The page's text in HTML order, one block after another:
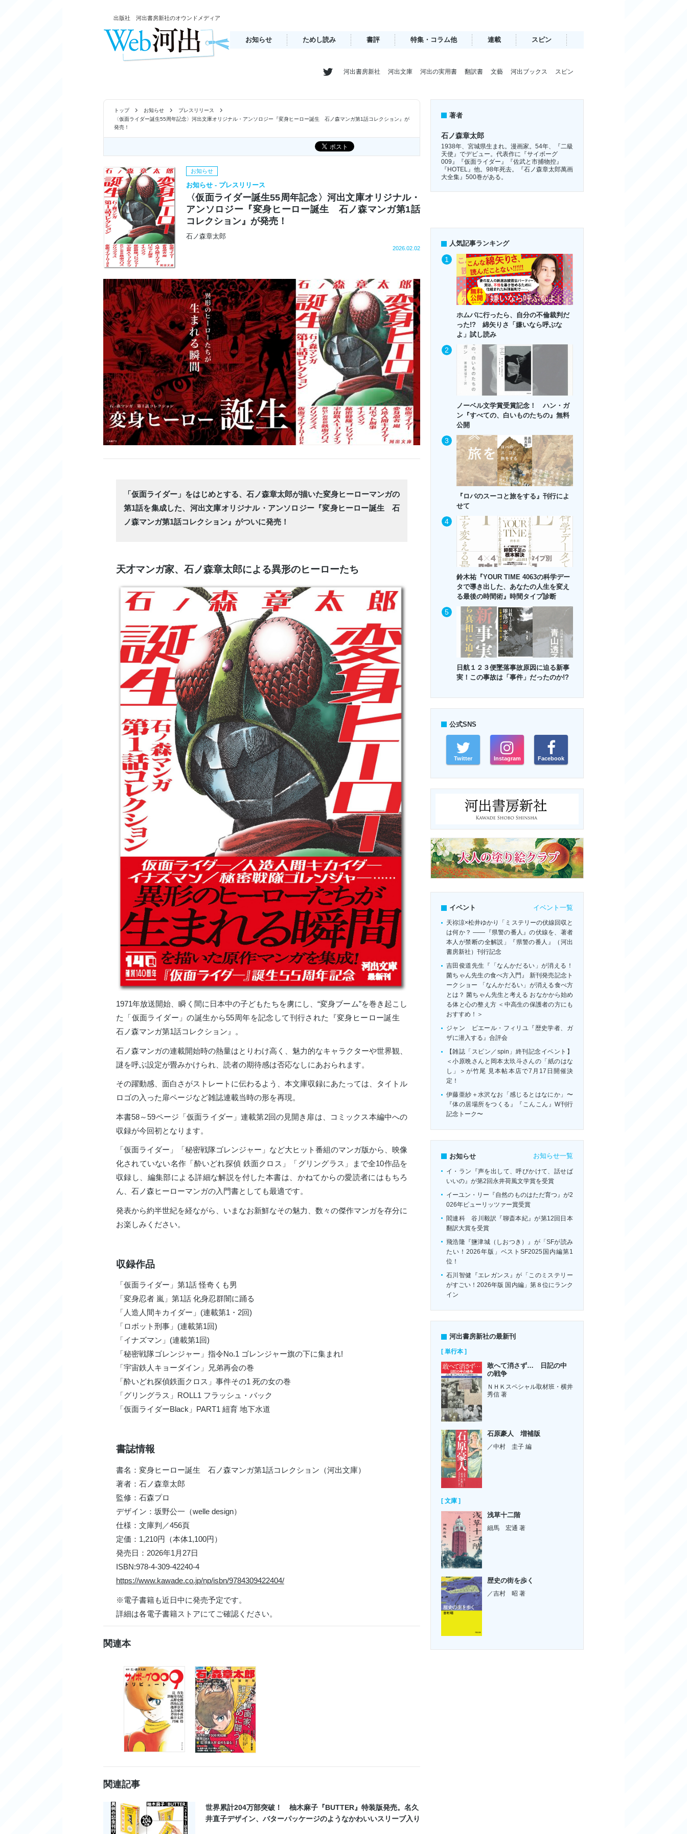
出版社 河出書房新社のオウンドメディア
お知らせ ためし読み 書評 特集・コラム他 連載 スピン
河出書房新社 河出文庫 河出の実用書 翻訳書 文藝 河出ブックス スピン
トップ お知らせ
プレスリリース
〈仮面ライダー誕生55周年記念〉河出文庫オリジナル・アンソロジー『変身ヒーロー誕生 石ノ森マンガ第1話コレクション』が
発売！
お知らせ
お知らせ - プレスリリース
〈仮面ライダー誕生55周年記念〉河出文庫オリジナル・
アンソロジー『変身ヒーロー誕生 石ノ森マンガ第1話
コレクション』が発売！
石ノ森章太郎
2026.02.02
「仮面ライダー」をはじめとする、石ノ森章太郎が描いた変身ヒーローマンガの
第1話を集成した、河出文庫オリジナル・アンソロジー『変身ヒーロー誕生 石
ノ森マンガ第1話コレクション』がついに発売！
天才マンガ家、石ノ森章太郎による異形のヒーローたち
1971年放送開始、瞬く間に日本中の子どもたちを虜にし、“変身ブーム”を巻き起こし
た「仮面ライダー」の誕生から55周年を記念して刊行された『変身ヒーロー誕生
石ノ森マンガ第1話コレクション』。
石ノ森マンガの連載開始時の熱量はとりわけ高く、魅力的なキャラクターや世界観、
謎を呼ぶ設定が畳みかけられ、読者の期待感は否応なしにあおられます。
その躍動感、面白さがストレートに伝わるよう、本文庫収録にあたっては、タイトル
ロゴの入った扉ページなど雑誌連載当時の形を再現。
本書58～59ページ「仮面ライダー」連載第2回の見開き扉は、コミックス本編中への
収録が今回初となります。
「仮面ライダー」「秘密戦隊ゴレンジャー」など大ヒット番組のマンガ版から、映像
化されていない名作「酔いどれ探偵 鉄面クロス」「グリングラス」まで全10作品を
収録し、編集部による詳細な解説を付した本書は、かねてからの愛読者にはもちろ
ん、石ノ森ヒーローマンガの入門書としても最適です。
発表から約半世紀を経ながら、いまなお新鮮なその魅力、数々の傑作マンガを存分に
お楽しみください。
収録作品
「仮面ライダー」第1話 怪奇くも男
「変身忍者 嵐」第1話 化身忍群闇に踊る
「人造人間キカイダー」(連載第1・2回)
「ロボット刑事」(連載第1回)
「イナズマン」(連載第1回)
「秘密戦隊ゴレンジャー」指令No.1 ゴレンジャー旗の下に集まれ!
「宇宙鉄人キョーダイン」兄弟再会の巻
「酔いどれ探偵鉄面クロス」事件その1 死の女の巻
「グリングラス」ROLL1 フラッシュ・バック
「仮面ライダーBlack」PART1 紐育 地下水道
書誌情報
書名：変身ヒーロー誕生 石ノ森マンガ第1話コレクション（河出文庫）
著者：石ノ森章太郎
監修：石森プロ
デザイン：坂野公一（welle design）
仕様：文庫判／456頁
定価：1,210円（本体1,100円）
発売日：2026年1月27日
ISBN:978-4-309-42240-4
https://www.kawade.co.jp/np/isbn/9784309422404/
※電子書籍も近日中に発売予定です。
詳細は各電子書籍ストアにてご確認ください。
関連本
関連記事
世界累計204万部突破！ 柚木麻子『BUTTER』特装版発売。名久
井直子デザイン、バターパッケージのようなかわいいスリーブ入り
著者
石ノ森章太郎
1938年、宮城県生まれ。漫画家。54年、『二級
天使』でデビュー。代表作に『サイボーグ
009』『仮面ライダー』『佐武と市捕物控』
『HOTEL』他。98年死去。『石ノ森章太郎萬画
大全集』500巻がある。
人気記事ランキング
ホムパに行ったら、自分の不倫裁判だ
った!? 綿矢りさ「嫌いなら呼ぶな
よ」試し読み
ノーベル文学賞受賞記念！ ハン・ガ
ン『すべての、白いものたちの』無料
公開
『ロバのスーコと旅をする』刊行によ
せて
鈴木祐『YOUR TIME 4063の科学デー
タで導き出した、あなたの人生を変え
る最後の時間術』時間タイプ診断
日航１２３便墜落事故原因に迫る新事
実！この事故は「事件」だったのか!?
公式SNS
Twitter Instagram Facebook
イベント イベント一覧
天祢涼×松井ゆかり「ミステリーの伏線回収と
は何か？ ――『県警の番人』の伏線を、著者
本人が禁断の全解説」『県警の番人』（河出
書房新社）刊行記念
吉田俊道先生『「なんかだるい」が消える！
菌ちゃん先生の食べ方入門』 新刊発売記念ト
ークショー 「なんかだるい」が消える食べ方
とは？ 菌ちゃん先生と考える おなかから始め
る体と心の整え方 ＜中高生の保護者の方にも
おすすめ！＞
ジャン゠ピエール・フィリユ『歴史学者、ガ
ザに潜入する』合評会
【雑誌「スピン／spin」終刊記念イベント】
＜小原晩さんと岡本太玖斗さんの「紙のはな
し」＞が竹尾 見本帖本店で7月17日開催決
定！
伊藤亜紗＋水沢なお「感じるとはなにか」〜
『体の居場所をつくる』『こんこん』W刊行
記念トーク〜
お知らせ お知らせ一覧
イ・ラン『声を出して、呼びかけて、話せば
いいの』が第2回永井荷風文学賞を受賞
イーユン・リー『自然のものはただ育つ』が2
026年ピューリッツァー賞受賞
閻連科 谷川毅訳『聊斎本紀』が第12回日本
翻訳大賞を受賞
飛浩隆『鹽津城（しおつき）』が「SFが読み
たい！2026年版」ベストSF2025国内編第1
位！
石川智健『エレガンス』が「このミステリー
がすごい！2026年版 国内編」第８位にランク
イン
河出書房新社の最新刊
[ 単行本 ]
敢へて消さず… 日記の中
の戦争
ＮＨＫスペシャル取材班・横井
秀信 著
石原豪人 増補版
／中村 圭子 編
[ 文庫 ]
浅草十二階
細馬 宏通 著
歴史の街を歩く
／吉村 昭 著